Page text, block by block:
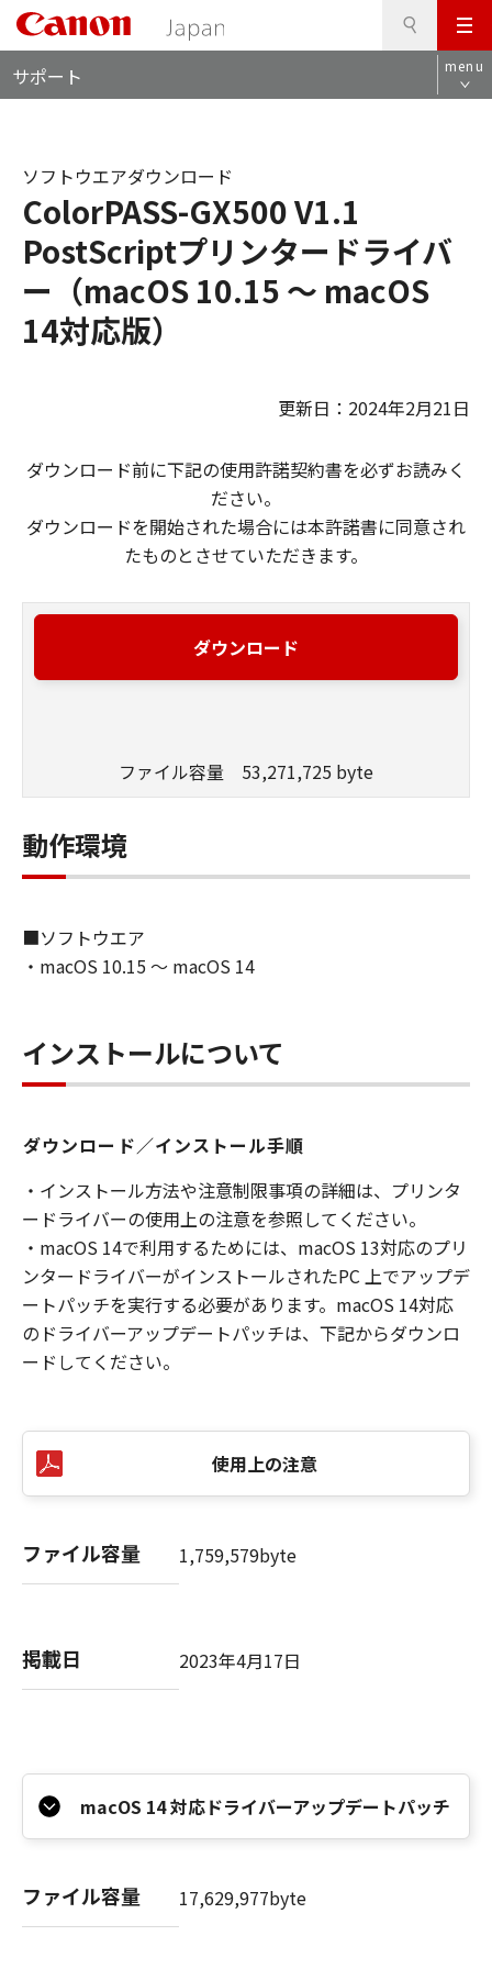
メ
ニ
ュ
サポート menu
ColorPASS-GX500 V1.1
PostScriptプリンタードライバ
ー（macOS 10.15 ～ macOS
14対応版）
ソフトウエアダウンロード
更新日：2024年2月21日
ダウンロード前に下記の使用許諾契約書を必ずお読みく
ださい。
ダウンロードを開始された場合には本許諾書に同意され
たものとさせていただきます。
ダウンロード
ファイル容量 53,271,725 byte
動作環境
■ソフトウエア
・macOS 10.15 ～ macOS 14
インストールについて
ダウンロード／インストール手順
・インストール方法や注意制限事項の詳細は、プリンタ
ードライバーの使用上の注意を参照してください。
・macOS 14で利用するためには、macOS 13対応のプリ
ンタードライバーがインストールされたPC 上でアップデ
ートパッチを実行する必要があります。macOS 14対応
のドライバーアップデートパッチは、下記からダウンロ
ードしてください。
使用上の注意
ファイル容量 1,759,579byte
掲載日 2023年4月17日
macOS 14 対応ドライバーアップデートパッチ
ファイル容量 17,629,977byte